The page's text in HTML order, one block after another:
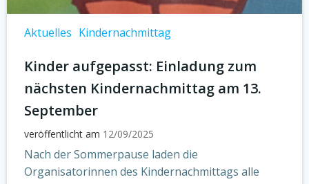
Aktuelles Kindernachmittag
Kinder aufgepasst: Einladung zum
nächsten Kindernachmittag am 13.
September
veröffentlicht am 12/09/2025
Nach der Sommerpause laden die
Organisatorinnen des Kindernachmittags alle